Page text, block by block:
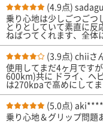
(4.9点)
乗り心地は少しごつごつ
とりとしていて素直に反
ねばつてくれます、全体
思います。
(3.9点) chiiさ
使用してまだ4ヶ月です
600km)共に ドライ、ヘ
は270kpaで高めにしてます。 グリップ性能は説明文
してます。 ロードノイ
が大きいので気になりま
で満足です。 休日乗りな
強。 次も在庫あればまた
(5.0点)
乗り心地＆グリップ問題